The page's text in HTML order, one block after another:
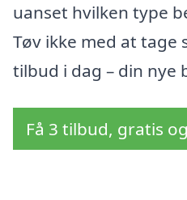
uanset hvilken type
Tøv ikke med at tage
tilbud i dag – din nye
Få 3 tilbud, gratis